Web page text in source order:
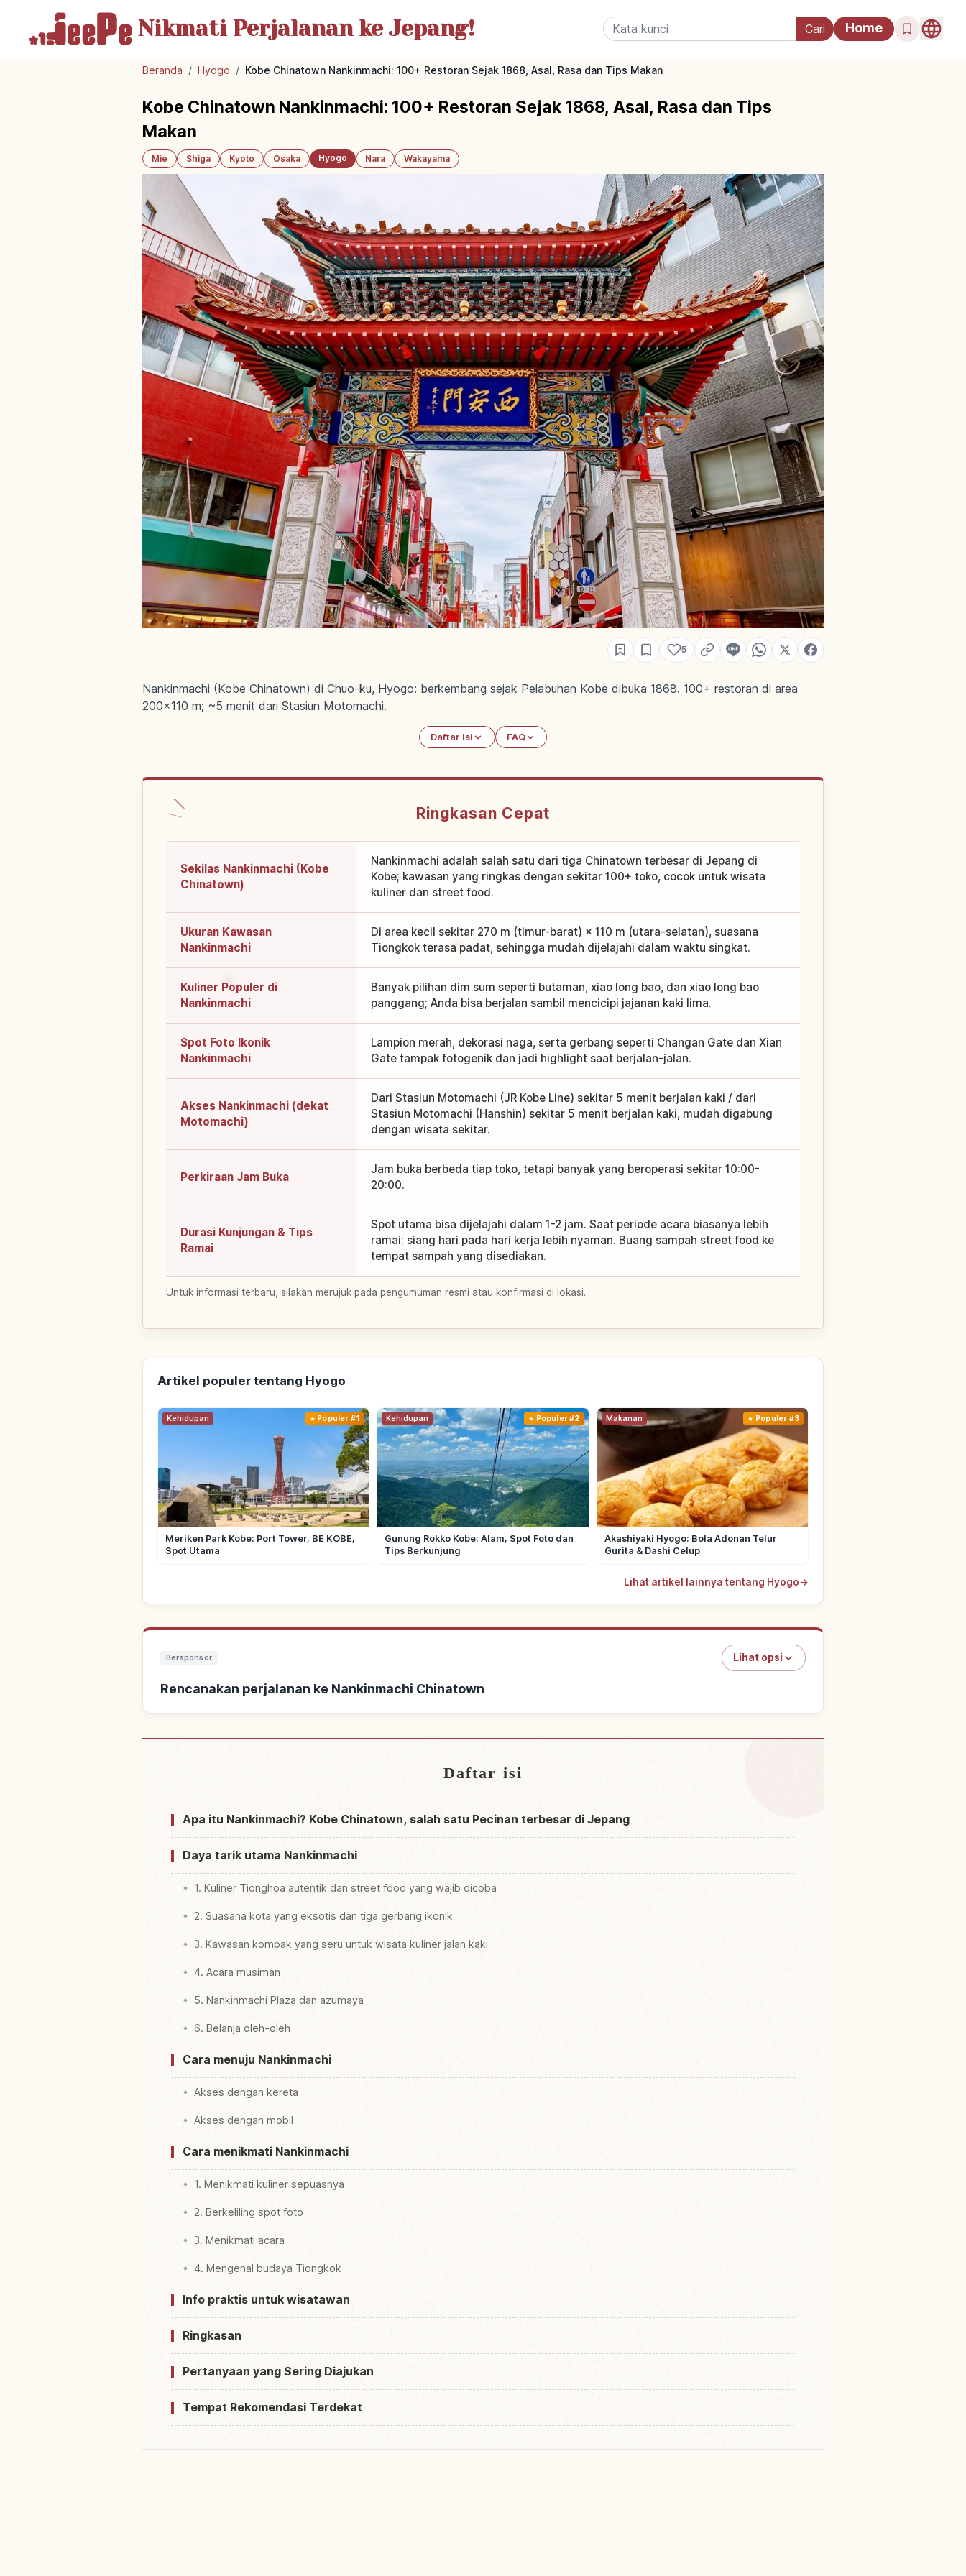
Nikmati Perjalananke Jepang! Home
Beranda / Hyogo / Kobe Chinatown Nankinmachi: 100+ Restoran Sejak 1868, Asal, Rasa dan Tips Makan
Kobe Chinatown Nankinmachi: 100+ Restoran Sejak 1868, Asal, Rasa dan Tips
Makan
Mie Shiga Kyoto Osaka Hyogo Nara Wakayama
5
Nankinmachi (Kobe Chinatown) di Chuo-ku, Hyogo: berkembang sejak Pelabuhan Kobe dibuka 1868. 100+ restoran di area
200×110 m; ~5 menit dari Stasiun Motomachi.
Daftar isi FAQ
Ringkasan Cepat
Sekilas Nankinmachi (Kobe
Chinatown)
Nankinmachi adalah salah satu dari tiga Chinatown terbesar di Jepang di
Kobe; kawasan yang ringkas dengan sekitar 100+ toko, cocok untuk wisata
kuliner dan street food.
Ukuran Kawasan
Nankinmachi
Di area kecil sekitar 270 m (timur-barat) × 110 m (utara-selatan), suasana
Tiongkok terasa padat, sehingga mudah dijelajahi dalam waktu singkat.
Kuliner Populer di
Nankinmachi
Banyak pilihan dim sum seperti butaman, xiao long bao, dan xiao long bao
panggang; Anda bisa berjalan sambil mencicipi jajanan kaki lima.
Spot Foto Ikonik
Nankinmachi
Lampion merah, dekorasi naga, serta gerbang seperti Changan Gate dan Xian
Gate tampak fotogenik dan jadi highlight saat berjalan-jalan.
Akses Nankinmachi (dekat
Motomachi)
Dari Stasiun Motomachi (JR Kobe Line) sekitar 5 menit berjalan kaki / dari
Stasiun Motomachi (Hanshin) sekitar 5 menit berjalan kaki, mudah digabung
dengan wisata sekitar.
Perkiraan Jam Buka
Jam buka berbeda tiap toko, tetapi banyak yang beroperasi sekitar 10:00-
20:00.
Durasi Kunjungan & Tips
Ramai
Spot utama bisa dijelajahi dalam 1-2 jam. Saat periode acara biasanya lebih
ramai; siang hari pada hari kerja lebih nyaman. Buang sampah street food ke
tempat sampah yang disediakan.
Untuk informasi terbaru, silakan merujuk pada pengumuman resmi atau konfirmasi di lokasi.
Artikel populer tentang Hyogo
Kehidupan Populer #1
Meriken Park Kobe: Port Tower, BE KOBE,
Spot Utama
Kehidupan Populer #2
Gunung Rokko Kobe: Alam, Spot Foto dan
Tips Berkunjung
Makanan Populer #3
Akashiyaki Hyogo: Bola Adonan Telur
Gurita & Dashi Celup
Lihat artikel lainnya tentang Hyogo→
Bersponsor Lihat opsi
Rencanakan perjalanan ke Nankinmachi Chinatown
Daftar isi
Apa itu Nankinmachi? Kobe Chinatown, salah satu Pecinan terbesar di Jepang
Daya tarik utama Nankinmachi
1. Kuliner Tionghoa autentik dan street food yang wajib dicoba
2. Suasana kota yang eksotis dan tiga gerbang ikonik
3. Kawasan kompak yang seru untuk wisata kuliner jalan kaki
4. Acara musiman
5. Nankinmachi Plaza dan azumaya
6. Belanja oleh-oleh
Cara menuju Nankinmachi
Akses dengan kereta
Akses dengan mobil
Cara menikmati Nankinmachi
1. Menikmati kuliner sepuasnya
2. Berkeliling spot foto
3. Menikmati acara
4. Mengenal budaya Tiongkok
Info praktis untuk wisatawan
Ringkasan
Pertanyaan yang Sering Diajukan
Tempat Rekomendasi Terdekat